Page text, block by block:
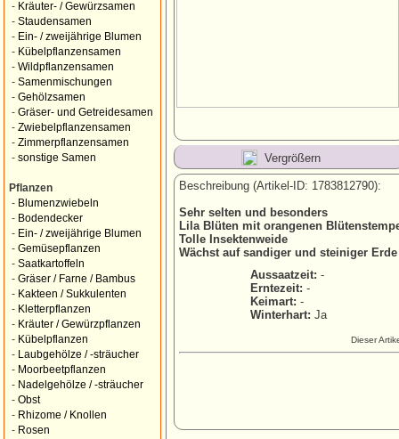
- Kräuter- / Gewürzsamen
- Staudensamen
- Ein- / zweijährige Blumen
- Kübelpflanzensamen
- Wildpflanzensamen
- Samenmischungen
- Gehölzsamen
- Gräser- und Getreidesamen
- Zwiebelpflanzensamen
- Zimmerpflanzensamen
- sonstige Samen
Pflanzen
- Blumenzwiebeln
- Bodendecker
- Ein- / zweijährige Blumen
- Gemüsepflanzen
- Saatkartoffeln
- Gräser / Farne / Bambus
- Kakteen / Sukkulenten
- Kletterpflanzen
- Kräuter / Gewürzpflanzen
- Kübelpflanzen
-
Laubgehölze / -sträucher
- Moorbeetpflanzen
- Nadelgehölze / -sträucher
- Obst
- Rhizome / Knollen
- Rosen
Vergrößern
Beschreibung (Artikel-ID: 1783812790):
Sehr selten und besonders
Lila Blüten mit orangenen
Tolle Insektenweide
Wächst auf sandiger und steiniger Erde
Aussaatzeit: -
Erntezeit: -
Keimart: -
Winterhart: Ja
Dieser